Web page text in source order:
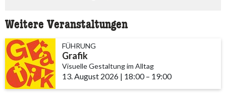
Weitere Veranstaltungen
FÜHRUNG
Grafik
Visuelle Gestaltung im Alltag
13. August 2026 | 18:00accessibility.time_to
– 19:00